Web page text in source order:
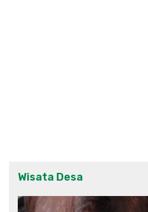
Wisata Desa